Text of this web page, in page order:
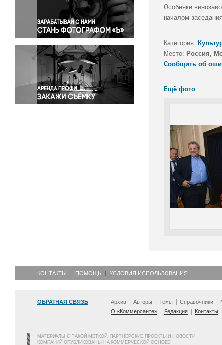
Правосудие
Происшествия и конфликты
Религия
Светская жизнь
Спорт
Экология
Экономика и бизнес
Особняке
началом
Категория:
Место: Россия,
Сообщить об
Ещё фото
КОНТАКТЫ ПОМОЩЬ УСЛОВИЯ ИСПОЛЬЗОВАНИЯ
ОБРАТНАЯ СВЯЗЬ Архив Авторы Темы Справочники
О «Коммерсанте»
Редакция Контакты
МАТЕРИАЛЫ С ТАКОЙ МЕТКОЙ, ПАРТНЕРСКИЕ ПРОЕКТЫ И НОВОСТИ
КОМПАНИЙ ОПУБЛИКОВАНЫ НА КОММЕРЧЕСКОЙ ОСНОВЕ